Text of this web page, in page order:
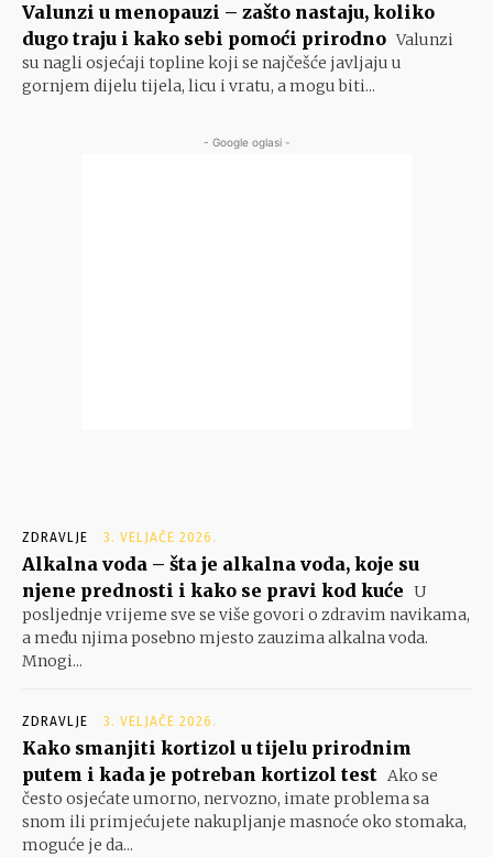
Valunzi u menopauzi – zašto nastaju, koliko
dugo traju i kako sebi pomoći prirodno Valunzi
su nagli osjećaji topline koji se najčešće javljaju u
gornjem dijelu tijela, licu i vratu, a mogu biti...
- Google oglasi -
ZDRAVLJE 3. VELJAČE 2026.
Alkalna voda – šta je alkalna voda, koje su
njene prednosti i kako se pravi kod kuće U
posljednje vrijeme sve se više govori o zdravim navikama,
a među njima posebno mjesto zauzima alkalna voda.
Mnogi...
ZDRAVLJE 3. VELJAČE 2026.
Kako smanjiti kortizol u tijelu prirodnim
putem i kada je potreban kortizol test Ako se
često osjećate umorno, nervozno, imate problema sa
snom ili primjećujete nakupljanje masnoće oko stomaka,
moguće je da...